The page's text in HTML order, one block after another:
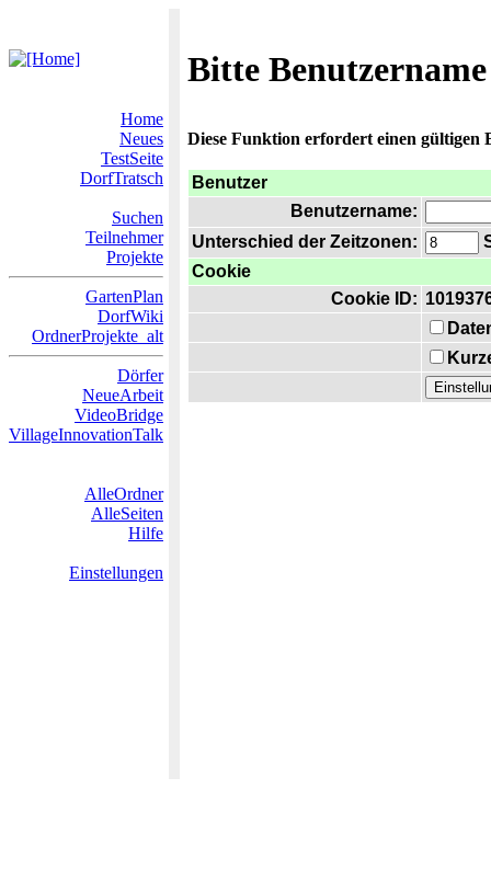
Bitte
Home
Neues
TestSeite
DorfTratsch
Suchen
Teilnehmer
Projekte
GartenPlan
DorfWiki
OrdnerProjekte_alt
Dörfer
NeueArbeit
VideoBridge
VillageInnovationTalk
AlleOrdner
AlleSeiten
Hilfe
Einstellungen
Diese Funktion erfordert einen gültigen
Benutzer
Benutzername:
Unterschied der Zeitzonen:
Cookie
Cookie ID: